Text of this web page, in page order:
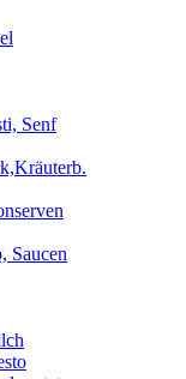
Senf
Saucen